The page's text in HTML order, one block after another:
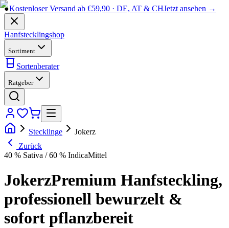
●Kostenloser Versand ab €59,90 · DE, AT & CHJetzt ansehen →
Hanfstecklingshop
Sortiment
Sortenberater
Ratgeber
Stecklinge
Jokerz
Zurück
40 % Sativa / 60 % IndicaMittel
JokerzPremium Hanfsteckling,
professionell bewurzelt &
sofort pflanzbereit